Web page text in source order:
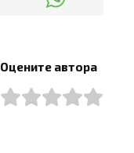
Оцените автора